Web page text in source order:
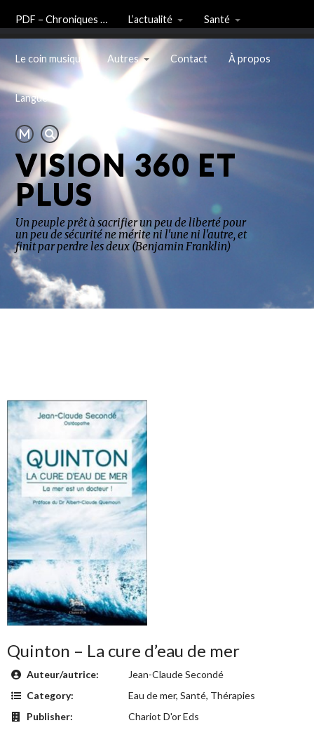
PDF – Chroniques … L’actualité Santé
Le coin musique Autres Contact À propos
Langue
VISION 360 ET
PLUS
Un peuple prêt à sacrifier un peu de liberté pour
un peu de sécurité ne mérite ni l'une ni l'autre, et
finit par perdre les deux (Benjamin Franklin)
Quinton – La cure d’eau de mer
Auteur/autrice:
Jean-Claude Secondé
Category:
Eau de mer, Santé, Thérapies
Publisher:
Chariot D'or Eds